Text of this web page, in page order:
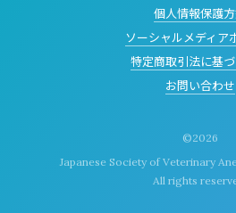
個人情報保護
ソーシャルメディア
特定商取引法に基
お問い合わせ
©2026
Japanese Society of Veterinary
All rights